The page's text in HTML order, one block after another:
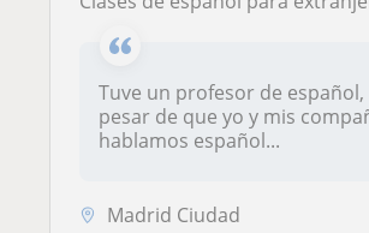
Tuve un profesor de español,
pesar de que yo y mis
hablamos español...
Madrid Ciudad